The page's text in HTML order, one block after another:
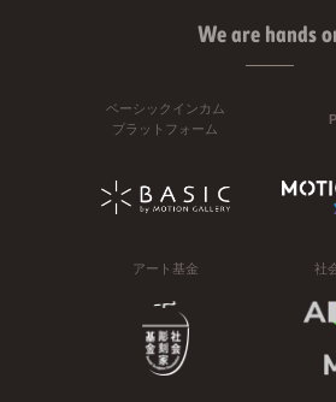
We are hands
ベーシックインカム
プラットフォーム
アート基金 社